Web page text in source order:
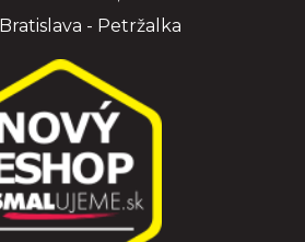
- Petržalka